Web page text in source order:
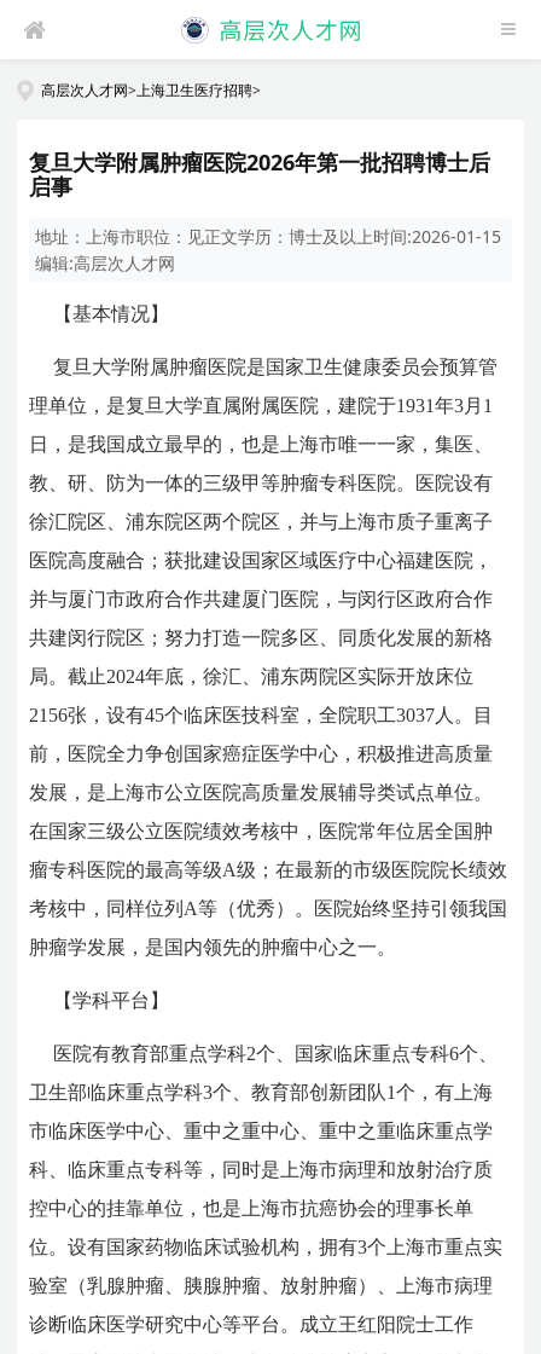
高层次人才网>上海卫生医疗招聘>
复旦大学附属肿瘤医院2026年第一批招聘博士后
启事
地址： 上海市职位： 见正文学历：博士及以上时间:2026-01-15
编辑:高层次人才网
【基本情况】
复旦大学附属肿瘤医院是国家卫生健康委员会预算管
理单位，是复旦大学直属附属医院，建院于1931年3月1
日，是我国成立最早的，也是上海市唯一一家，集医、
教、研、防为一体的三级甲等肿瘤专科医院。医院设有
徐汇院区、浦东院区两个院区，并与上海市质子重离子
医院高度融合；获批建设国家区域医疗中心福建医院，
并与厦门市政府合作共建厦门医院，与闵行区政府合作
共建闵行院区；努力打造一院多区、同质化发展的新格
局。截止2024年底，徐汇、浦东两院区实际开放床位
2156张，设有45个临床医技科室，全院职工3037人。目
前，医院全力争创国家癌症医学中心，积极推进高质量
发展，是上海市公立医院高质量发展辅导类试点单位。
在国家三级公立医院绩效考核中，医院常年位居全国肿
瘤专科医院的最高等级A级；在最新的市级医院院长绩效
考核中，同样位列A等（优秀）。医院始终坚持引领我国
肿瘤学发展，是国内领先的肿瘤中心之一。
【学科平台】
医院有教育部重点学科2个、国家临床重点专科6个、
卫生部临床重点学科3个、教育部创新团队1个，有上海
市临床医学中心、重中之重中心、重中之重临床重点学
科、临床重点专科等，同时是上海市病理和放射治疗质
控中心的挂靠单位，也是上海市抗癌协会的理事长单
位。设有国家药物临床试验机构，拥有3个上海市重点实
验室（乳腺肿瘤、胰腺肿瘤、放射肿瘤）、上海市病理
诊断临床医学研究中心等平台。成立王红阳院士工作